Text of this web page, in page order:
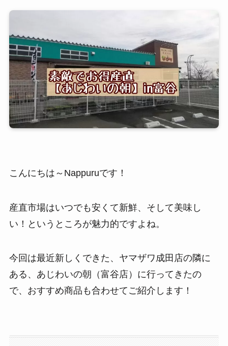
こんにちは～Nappuruです！
産直市場はいつでも安くて新鮮、そして美味し
い！というところが魅力的ですよね。
今回は最近新しくできた、ヤマザワ成田店の隣に
ある、あじわいの朝（富谷店）に行ってきたの
で、おすすめ商品も合わせてご紹介します！